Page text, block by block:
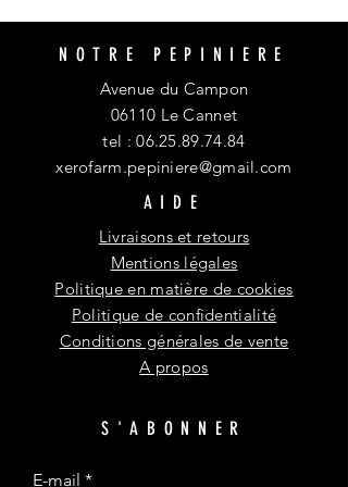
NOTRE PEPINIERE
Avenue du Campon
06110 Le Cannet
tel :06.25.89.74.84
xerofarm.pepiniere@gmail.com
AIDE
Livraisons et retours
Mentions légales
Politique en matière de cookies
Politique de confidentialité
Conditions générales de vente
A propos
S'ABONNER
E-mail